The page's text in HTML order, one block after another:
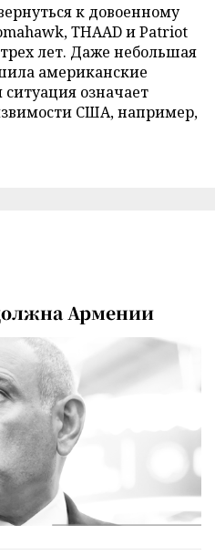
к довоенному
THAAD и Patriot
лет. Даже небольшая
американские
означает
США, например,
Армении